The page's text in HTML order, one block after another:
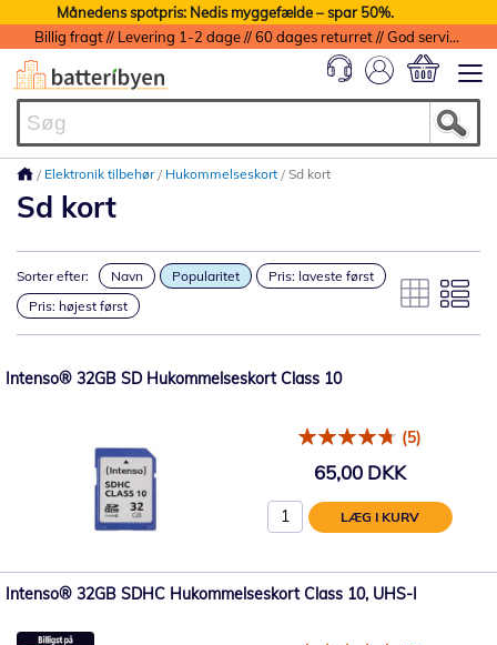
Månedens spotpris: Nedis myggefælde – spar 50%.
Billig fragt // Levering 1-2 dage // 60 dages returret // God service med garanti
Elektronik tilbehør Hukommelseskort Sd kort
Sd kort
Sorter efter: Navn Popularitet
Pris: laveste først
Pris: højest først
Intenso® 32GB SD Hukommelseskort Class 10
(5)
65,00 DKK
LÆG I KURV
Intenso® 32GB SDHC Hukommelseskort Class 10, UHS-I